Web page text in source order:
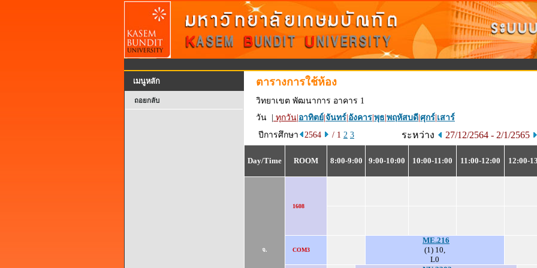
เมนูหลัก
ถอยกลับ
ตารางการใช้ห้อง
วิทยาเขต พัฒนาการ อาคาร 1
วัน |
ทุกวัน อาทิตย์ จันทร์ อังคาร พุธ พฤหัสบดี ศุกร์ เสาร์
ปีการศึกษา
2564 / 1 2 3 ระหว่าง 27/12/2564 - 2/1/2565
Day/Time ROOM 8:00-9:00 9:00-10:00 10:00-11:00 11:00-12:00 12:00-
จ.
1608
COM3
ME.216
(1) 10,
L0